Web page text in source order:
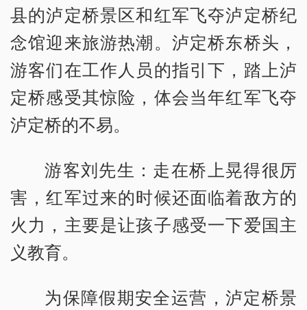
县的泸定桥景区和红军飞夺泸定桥纪
念馆迎来旅游热潮。泸定桥东桥头，
游客们在工作人员的指引下，踏上泸
定桥感受其惊险，体会当年红军飞夺
泸定桥的不易。
游客刘先生：走在桥上晃得很厉
害，红军过来的时候还面临着敌方的
火力，主要是让孩子感受一下爱国主
义教育。
为保障假期安全运营，泸定桥景